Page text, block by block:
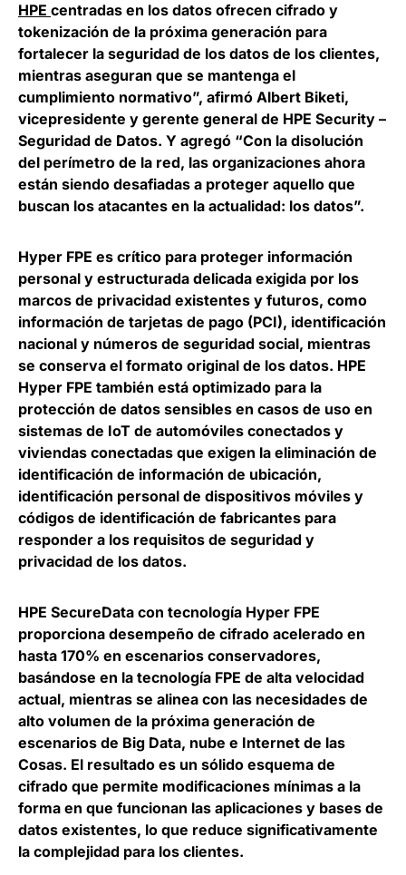
HPE centradas en los datos ofrecen cifrado y
tokenización de la próxima generación para
fortalecer la seguridad de los datos de los clientes,
mientras aseguran que se mantenga el
cumplimiento normativo”, afirmó Albert Biketi,
vicepresidente y gerente general de HPE Security –
Seguridad de Datos. Y agregó “Con la disolución
del perímetro de la red, las organizaciones ahora
están siendo desafiadas a proteger aquello que
buscan los atacantes en la actualidad: los datos”.
Hyper FPE es crítico para proteger información
personal y estructurada delicada exigida por los
marcos de privacidad existentes y futuros, como
información de tarjetas de pago (PCI), identificación
nacional y números de seguridad social, mientras
se conserva el formato original de los datos. HPE
Hyper FPE también está optimizado para la
protección de datos sensibles en casos de uso en
sistemas de IoT de automóviles conectados y
viviendas conectadas que exigen la eliminación de
identificación de información de ubicación,
identificación personal de dispositivos móviles y
códigos de identificación de fabricantes para
responder a los requisitos de seguridad y
privacidad de los datos.
HPE SecureData con tecnología Hyper FPE
proporciona desempeño de cifrado acelerado en
hasta 170% en escenarios conservadores,
basándose en la tecnología FPE de alta velocidad
actual, mientras se alinea con las necesidades de
alto volumen de la próxima generación de
escenarios de Big Data, nube e Internet de las
Cosas. El resultado es un sólido esquema de
cifrado que permite modificaciones mínimas a la
forma en que funcionan las aplicaciones y bases de
datos existentes, lo que reduce significativamente
la complejidad para los clientes.